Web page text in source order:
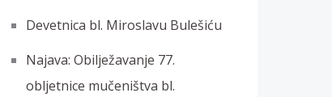
Devetnica bl. Miroslavu Bulešiću
Najava: Obilježavanje 77.
obljetnice mučeništva bl.